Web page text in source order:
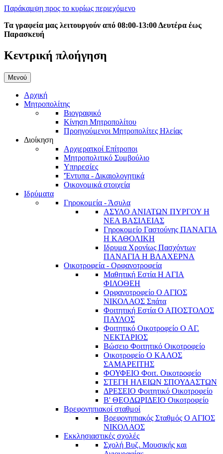
Παράκαμψη προς το κυρίως περιεχόμενο
Τα γραφεία μας λειτουργούν από 08:00-13:00 Δευτέρα έως
Παρασκευή
Κεντρική πλοήγηση
Μενού
Αρχική
Μητροπολίτης
Βιογραφικό
Κίνηση Μητροπολίτου
Προηγούμενοι Μητροπολίτες Ηλείας
Διοίκηση
Αρχιερατκοί Επίτροποι
Μητροπολιτικό Συμβούλιο
Υπηρεσίες
'Έντυπα - Δικαιολογητικά
Οικονομικά στοιχεία
Ιδρύματα
Γηροκομεία - Άσυλα
ΑΣΥΛΟ ΑΝΙΑΤΩΝ ΠΥΡΓΟΥ Η
ΝΕΑ ΒΑΣΙΛΕΙΑΣ
Γηροκομείο Γαστούνης ΠΑΝΑΓΙΑ
Η ΚΑΘΟΛΙΚΗ
Ιδρυμα Χρονίως Πασχόντων
ΠΑΝΑΓΙΑ Η ΒΛΑΧΕΡΝΑ
Οικοτροφεία - Ορφανοτροφεία
Μαθητική Εστία Η ΑΓΙΑ
ΦΙΛΟΘΕΗ
Ορφανοτροφείο Ο ΑΓΙΟΣ
ΝΙΚΟΛΑΟΣ Σπάτα
Φοιτητική Εστία Ο ΑΠΟΣΤΟΛΟΣ
ΠΑΥΛΟΣ
Φοιτητικό Οικοτροφείο Ο ΑΓ.
ΝΕΚΤΑΡΙΟΣ
Βώσειο Φοιτητικό Οικοτροφείο
Οικοτροφείο Ο ΚΑΛΟΣ
ΣΑΜΑΡΕΙΤΗΣ
ΦΟΥΦΕΙΟ Φοιτ. Οικοτροφείο
ΣΤΕΓΗ ΗΛΕΙΩΝ ΣΠΟΥΔΑΣΤΩΝ
ΔΡΕΣΕΙΟ Φοιτητικό Οικοτροφείο
Β' ΘΕΟΔΩΡΙΔΕΙΟ Οικοτροφείο
Βρεφονηπιακοί σταθμοί
Βρεφονηπιακός Σταθμός Ο ΑΓΙΟΣ
ΝΙΚΟΛΑΟΣ
Εκκλησιαστικές σχολές
Σχολή Βυζ. Μουσικής και